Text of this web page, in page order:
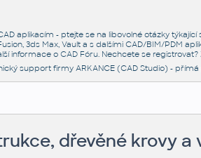
aplikacím - ptejte se na libovolné otázky
3ds Max, Vault a s dalšími CAD/BIM/PDM
informace o CAD Fóru. Nechcete se
support firmy ARKANCE (CAD Studio) -
dřevěné krovy